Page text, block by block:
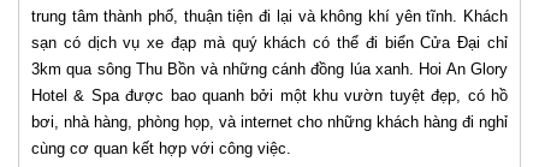
trung tâm thành phố, thuận tiện đi lại và không khí yên tĩnh. Khách
sạn có dịch vụ xe đạp mà quý khách có thể đi biển Cửa Đại chỉ
3km qua sông Thu Bồn và những cánh đồng lúa xanh. Hoi An Glory
Hotel & Spa được bao quanh bởi một khu vườn tuyệt đẹp, có hồ
bơi, nhà hàng, phòng họp, và internet cho những khách hàng đi nghỉ
cùng cơ quan kết hợp với công việc.